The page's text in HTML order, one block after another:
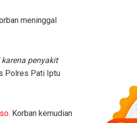
meninggal
penyakit
Polres Pati Iptu
. Korban kemudian